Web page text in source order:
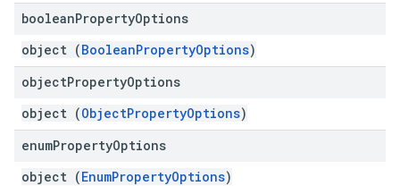
booleanPropertyOptions
object (BooleanPropertyOptions)
objectPropertyOptions
object (ObjectPropertyOptions)
enumPropertyOptions
object (EnumPropertyOptions)